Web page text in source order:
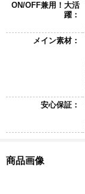
ON/OFF兼用！大活
躍：
メイン素材：
安心保証：
商品画像